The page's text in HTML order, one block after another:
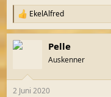
R
e
a
k
e
EkelAlfred
Pelle
Auskenner
2 Juni 2020